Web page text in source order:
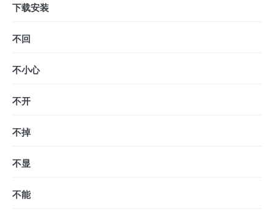
下载安装
不回
不小心
不开
不掉
不显
不能